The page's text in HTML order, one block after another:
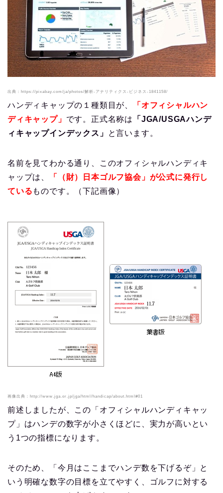
出典：https://pixabay.com/ja/photos/解析-アナリティクス-ビジネス-1841158/
ハンディキャップの１種類目が、
「オフィシャルハン
ディキャップ」 です。正式名称は
「JGA/USGAハンデ
ィキャップインデックス」
と言います。
名前を見てわかる通り、このオフィシャルハンディキ
ャップは、
「（財）日本ゴルフ協会」が公式に発行し
ている ものです。（下記画像）
画像出典：http://www.jga.or.jp/jga/html/handicap/about.html#01
前述しましたが、この「オフィシャルハンディキャッ
プ」はハンデの数字が小さくほどに、実力が高いとい
う1つの指標になります。
そのため、「今月はここまでハンデ数を下げるぞ」と
いう明確な数字の目標を立てやすく、ゴルフに対する